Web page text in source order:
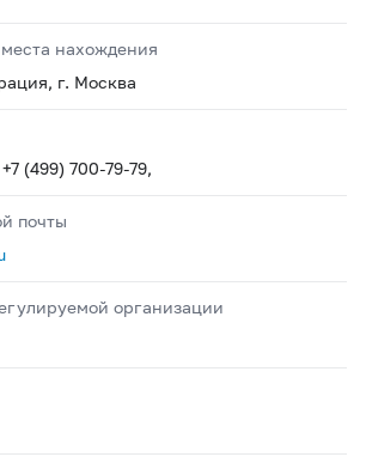
нахождения
г. Москва
(499) 700-79-79,
почты
организации